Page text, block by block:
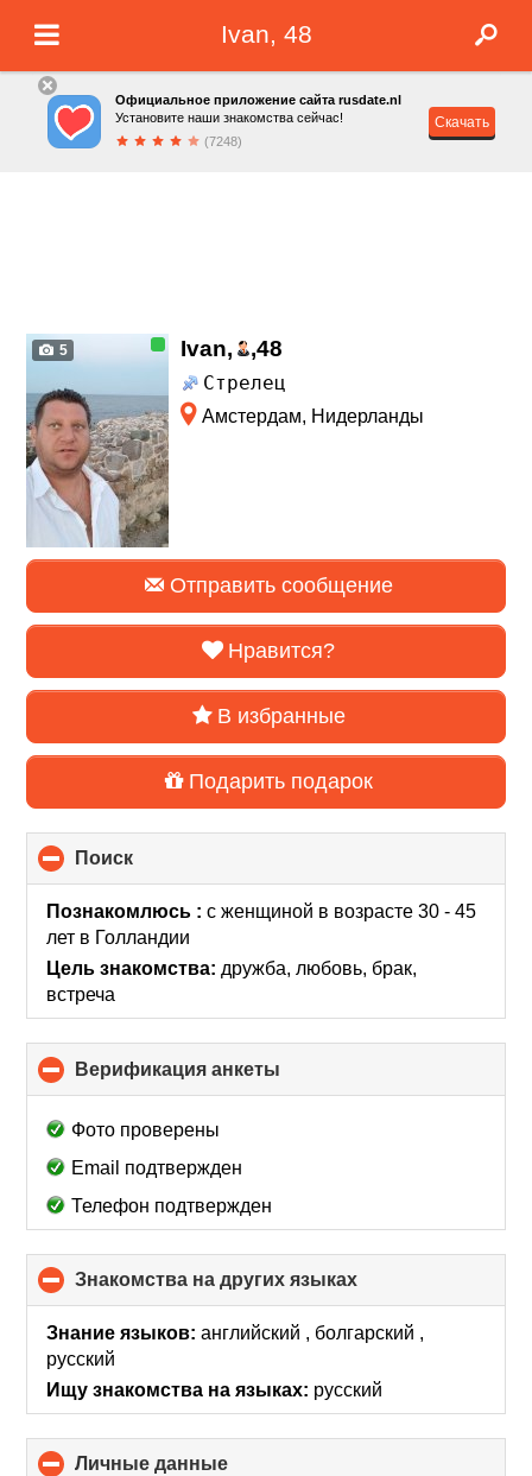
Ivan, 48
Официальное приложение сайта rusdate.nl
Установите наши знакомства сейчас!
(7248)
Скачать
5 Ivan, ,48
Стрелец
Амстердам, Нидерланды
Отправить сообщение
Нравится?
В избранные
Подарить подарок
Поиск
to
collapse
contents
Познакомлюсь :с женщиной в возрасте 30 - 45
лет в Голландии
Цель знакомства: дружба, любовь, брак,
встреча
Верификация анкеты
to
Фото проверены
Email подтвержден
Телефон подтвержден
Знакомства на других языках
to
collapse
Знание языков: английский , болгарский ,
русский
Ищу знакомства на языках: русский
Личные данные